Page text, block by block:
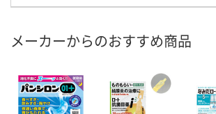
メーカーからのおすすめ商品